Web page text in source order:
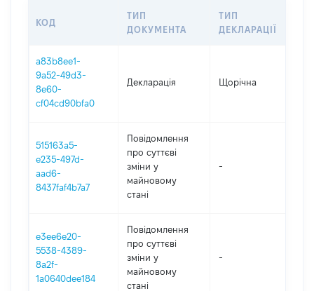
КОД
ТИП
ДОКУМЕНТА
ТИП
ДЕКЛАРАЦІЇ
a83b8ee1-
9a52-49d3-
8e60-
cf04cd90bfa0
Декларація Щорічна
515163a5-
e235-497d-
aad6-
8437faf4b7a7
Повідомлення
про суттєві
зміни y
майновому
стані
-
e3ee6e20-
5538-4389-
8a2f-
1a0640dee184
Повідомлення
про суттєві
зміни y
майновому
стані
-